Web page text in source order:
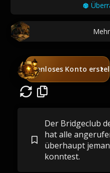
Kostenloses Konto
Der Bridgeclub
hat alle
überhaupt
konntest.